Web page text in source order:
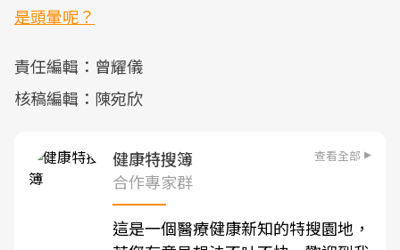
是頭暈呢？
責任編輯：曾耀儀
核稿編輯：陳宛欣
健康特搜簿 查看全部
合作專家群
這是一個醫療健康新知的特搜園地，